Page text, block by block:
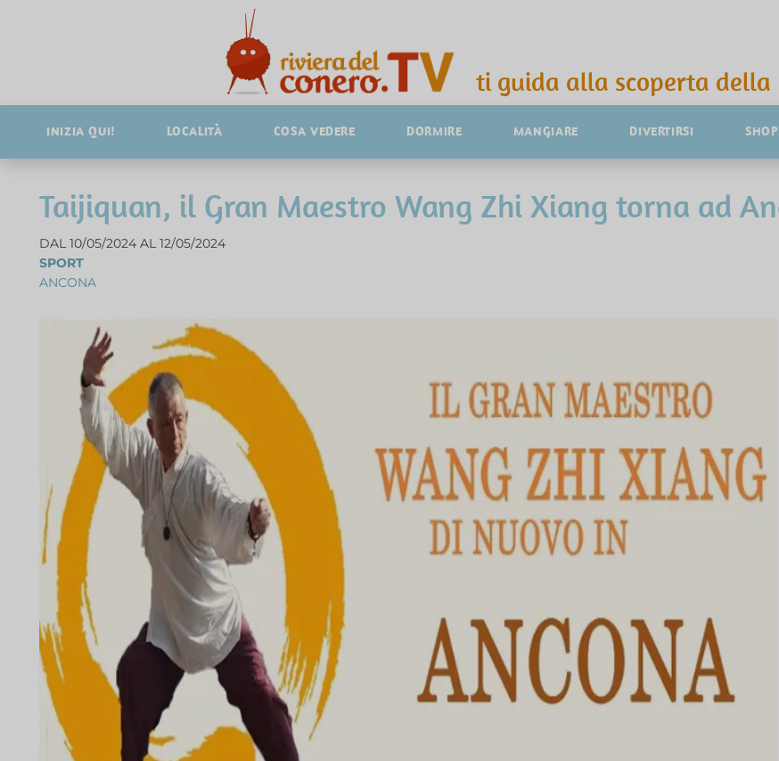
ti guida alla scoperta della
INIZIA QUI! LOCALITÀ COSA VEDERE DORMIRE MANGIARE DIVERTIRSI
Taijiquan, il Gran Maestro Wang Zhi Xiang torna ad
DAL 10/05/2024 AL 12/05/2024
SPORT
ANCONA